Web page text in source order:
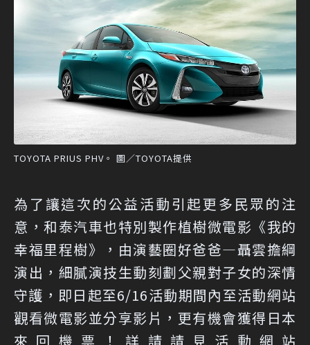
TOYOTA PRIUS PHV。 圖／TOYOTA提供
為了讓這次的公益活動引起更多民眾的注
意，和泰汽車也特別製作植樹微電影《我的
幸福里程樹》，由演藝圈好爸爸—聶雲擔綱
演出，細膩演技生動刻劃父親對子女的深情
守護，即日起至6/16活動期間內至活動網站
觀看微電影並分享影片，更有機會獲得日本
來回機票！詳請請見活動網站